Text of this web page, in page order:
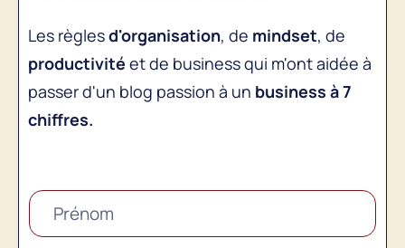
Les règlesd'organisation, de mindset, de
productivité et de business qui m'ont aidée à
passer d'un blog passion à un business à 7
chiffres.